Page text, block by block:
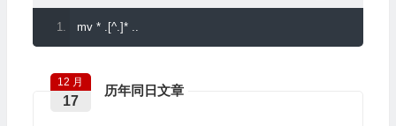
mv * .[^.]* ..
历年同日文章
12 月
17